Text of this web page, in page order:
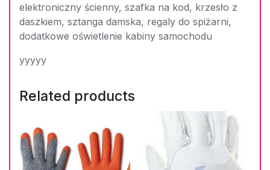
elektroniczny ścienny, szafka na kod, krzesło z
daszkiem, sztanga damska, regaly do spiżarni,
dodatkowe oświetlenie kabiny samochodu
yyyyy
Related products